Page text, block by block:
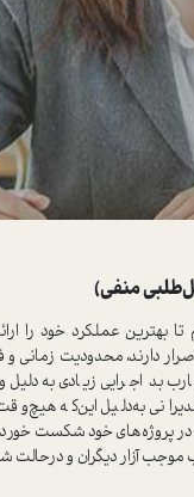
بهترین عملکرد خود را
دارند‌، محدودیت زمانی
بد اجرایی زیادی
به‌دلیل این‌که هیچ‌وقت
پروژه‌های خود شکست
موجب آزار دیگران و در‌حالت